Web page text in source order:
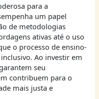
para a
um papel
de metodologias
ativas até o uso
o processo de ensino-
Ao investir em
seu
contribuem para o
mais justa e